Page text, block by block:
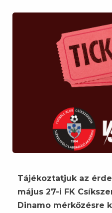
Tájékoztatjuk az
május 27-i FK
Dinamo mérkőzésre